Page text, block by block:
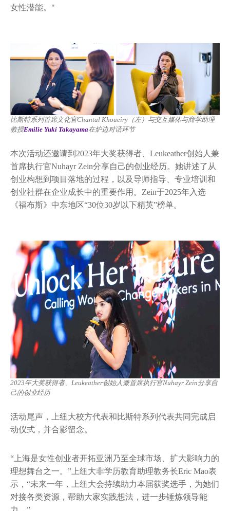
女性潜能。"
比斯特系列首席文化官Chantal Khoueiry（左）与交互媒体与商学助理
教授Emilie Yuki Takayama在炉边对话环节
本次活动还邀请到2023年大奖获得者、Leukeather创始人兼
首席执行官Nuhayr Zein分享自己的创业经历。她讲述了从
创业构想到项目落地的过程，以及导师指导、专业培训和
创业社群在企业成长中的重要作用。Zein于2025年入选
《福布斯》中东地区“30位30岁以下精英”榜单。
2023年大奖获得者、Leukeather创始人兼首席执行官Nuhayr Zein分享自
己的创业经历
活动尾声，上纽大校方代表和比斯特系列代表共同完成启
动仪式，并合影留念。
“上海是女性创业者开拓亚洲乃至全球市场、扩大影响力的
理想舞台之一。”上纽大非学历教育助理教务长Eric Mao表
示，“未来一年，上纽大会持续助力本届获奖选手，为她们
对接各类资源，帮助大家实践想法，进一步锤炼领导能